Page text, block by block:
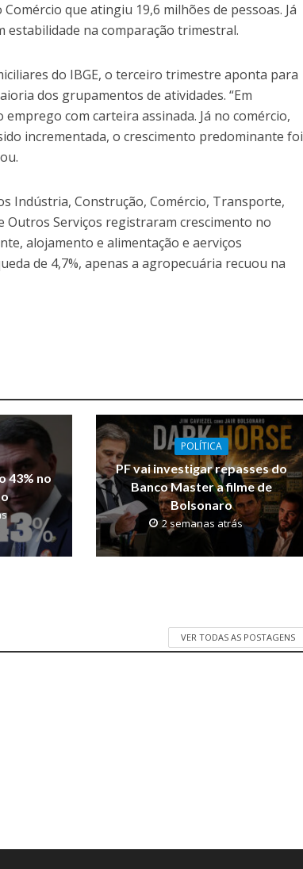
que atingiu 19,6 milhões de pessoas. Já
na comparação trimestral.
do IBGE, o terceiro trimestre aponta para
dos grupamentos de atividades. “Em
com carteira assinada. Já no comércio,
incrementada, o crescimento predominante foi
Indústria, Construção, Comércio, Transporte,
Outros Serviços registraram crescimento no
alojamento e alimentação e aerviços
de 4,7%, apenas a agropecuária recuou na
43% no
POLÍTICA
PF vai investigar repasses do
Banco Master a filme de
Bolsonaro
2 semanas atrás
VER TODAS AS POSTAGENS